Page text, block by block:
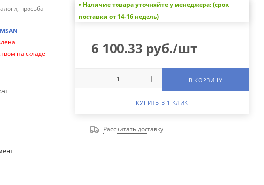
просьба
на складе
• Наличие товара уточняйте у менеджера: (срок
поставки от 14-16 недель)
6 100.33 руб./шт
В КОРЗИНУ
КУПИТЬ В 1 КЛИК
Рассчитать доставку